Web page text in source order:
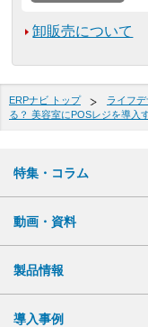
卸販売について
ERPナビ トップ ライフ
る？ 美容室にPOSレジを導入
特集・コラム
動画・資料
製品情報
導入事例